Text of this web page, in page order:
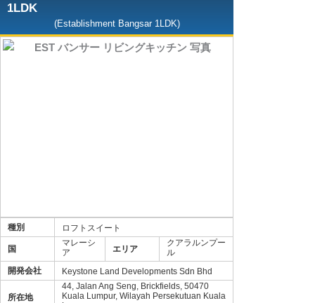
1LDK
(Establishment Bangsar 1LDK)
種別 ロフトスイート
国
マレーシ
ア
エリア
クアラルンプー
ル
開発会社
Keystone Land Developments Sdn Bhd
所在地
44, Jalan Ang Seng, Brickfields, 50470
Kuala Lumpur, Wilayah Persekutuan Kuala